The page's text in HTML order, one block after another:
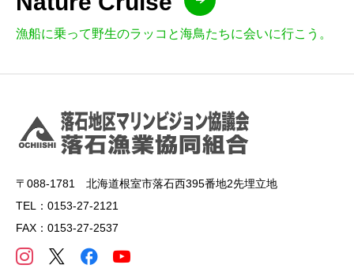
漁船に乗って野生のラッコと海鳥たちに会いに行こう。
〒088-1781 北海道根室市落石西395番地2先埋立地
TEL：0153-27-2121
FAX：0153-27-2537